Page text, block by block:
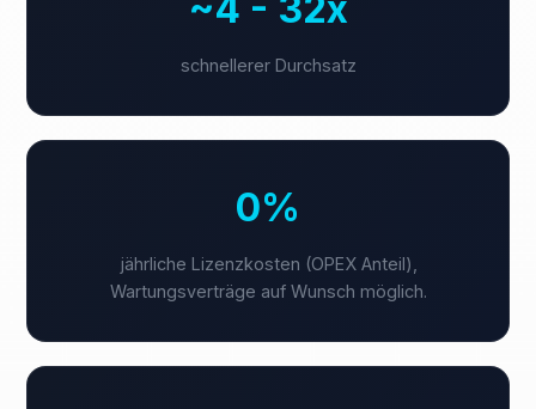
schnellerer Durchsatz
0%
jährliche Lizenzkosten (OPEX Anteil),
Wartungsverträge auf Wunsch möglich.